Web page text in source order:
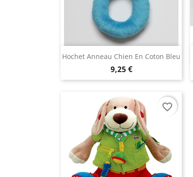
Hochet Anneau Chien En Coton Bleu
9,25 €
Aperçu rapide
favorite_border